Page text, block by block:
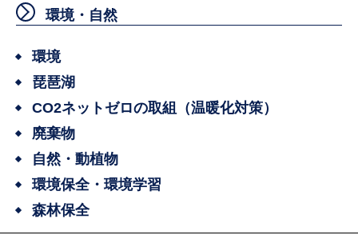
環境・自然
環境
琵琶湖
CO2ネットゼロの取組（温暖化対策）
廃棄物
自然・動植物
環境保全・環境学習
森林保全